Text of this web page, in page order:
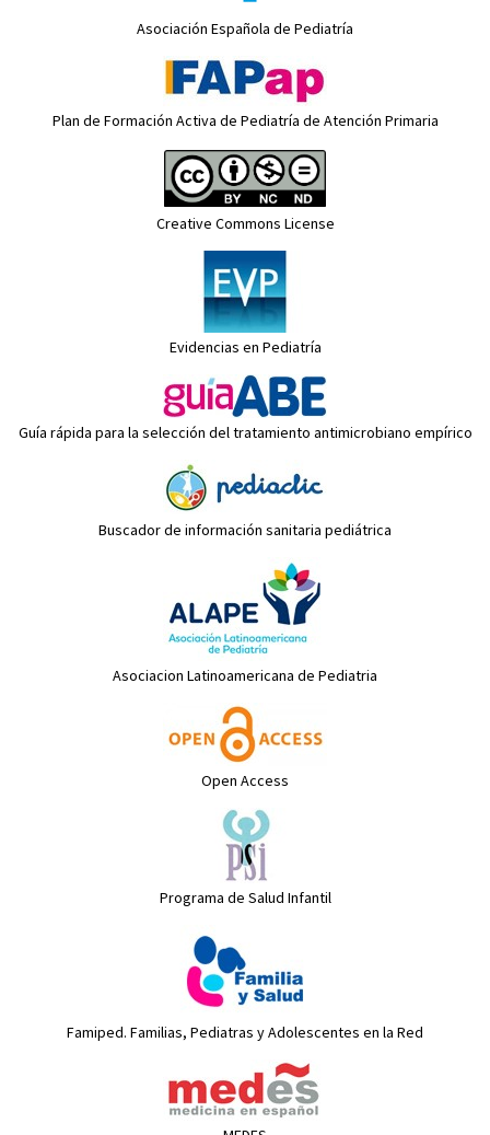
Asociación Española de Pediatría
Plan de Formación Activa de Pediatría de Atención Primaria
Creative Commons License
Evidencias en Pediatría
Guía rápida para la selección del tratamiento antimicrobiano empírico
Buscador de información sanitaria pediátrica
Asociacion Latinoamericana de Pediatria
Open Access
Programa de Salud Infantil
Famiped. Familias, Pediatras y Adolescentes en la Red